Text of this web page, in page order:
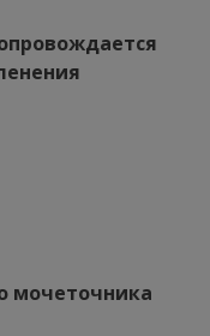
мочеточника